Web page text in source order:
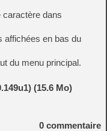
caractère dans
affichées en bas du
du menu principal.
(15.6 Mo)
0 commentaire